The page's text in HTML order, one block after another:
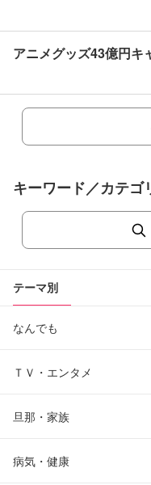
アニメグッズ43億円キ
キーワード／カテゴ
テーマ別
なんでも
ＴＶ・エンタメ
旦那・家族
病気・健康